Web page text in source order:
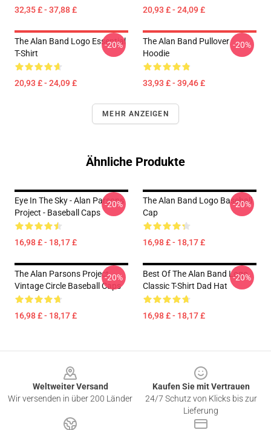
32,35 £ - 37,88 £ 20,93 £ - 24,09 £
The Alan Band Logo Essential
T-Shirt
20,93 £ - 24,09 £
-20%
The Alan Band Pullover
Hoodie
33,93 £ - 39,46 £
-20%
MEHR ANZEIGEN
Ähnliche Produkte
Eye In The Sky - Alan Parsons
Project - Baseball Caps
16,98 £ - 18,17 £
-20%
The Alan Band Logo Baseball
Cap
16,98 £ - 18,17 £
-20%
The Alan Parsons Project
Vintage Circle Baseball Caps
16,98 £ - 18,17 £
-20%
Best Of The Alan Band Logo
Classic T-Shirt Dad Hat
16,98 £ - 18,17 £
-20%
Weltweiter Versand
Wir versenden in über 200 Länder
Kaufen Sie mit Vertrauen
24/7 Schutz von Klicks bis zur
Lieferung